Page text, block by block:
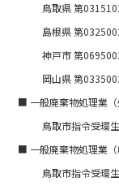
鳥取県 第
島根県 第
神戸市 第
岡山県 第
■ 一般廃棄物処理業（
鳥取市指令受環
■ 一般廃棄物処理業（
鳥取市指令受環